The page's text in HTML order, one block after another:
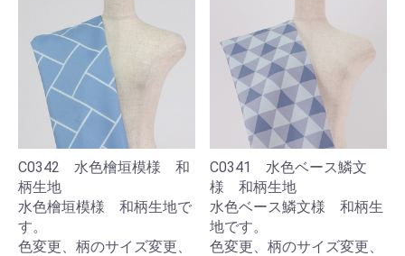
C0342 水色檜垣模様 和
柄生地
水色檜垣模様 和柄生地で
す。
色変更、柄のサイズ変更、
C0341 水色ベース鱗文
様 和柄生地
水色ベース鱗文様 和柄生
地です。
色変更、柄のサイズ変更、